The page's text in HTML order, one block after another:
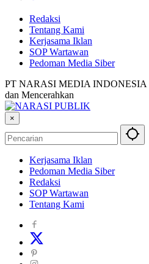
Redaksi
Tentang Kami
Kerjasama Iklan
SOP Wartawan
Pedoman Media Siber
PT NARASI MEDIA INDONESIA
dan Mencerahkan
×
Kerjasama Iklan
Pedoman Media Siber
Redaksi
SOP Wartawan
Tentang Kami